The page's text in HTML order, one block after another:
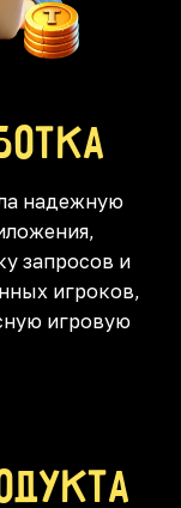
надежную
запросов и
игроков,
игровую